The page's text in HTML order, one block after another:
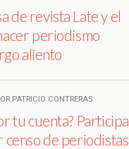
de revista Late y el
periodismo
aliento
PATRICIO CONTRERAS
tu cuenta? Participa
censo de periodistas